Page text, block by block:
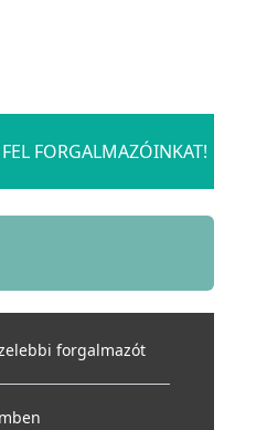
FEL FORGALMAZÓINKAT!
forgalmazót